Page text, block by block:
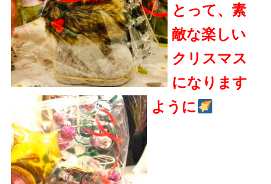
とって、素
敵な楽しい
クリスマス
になります
ように